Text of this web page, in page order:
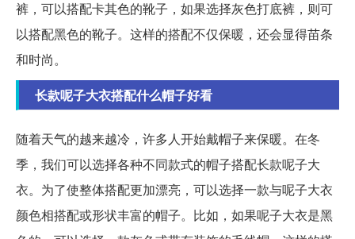
裤，可以搭配卡其色的靴子，如果选择灰色打底裤，则可
以搭配黑色的靴子。这样的搭配不仅保暖，还会显得苗条
和时尚。
长款呢子大衣搭配什么帽子好看
随着天气的越来越冷，许多人开始戴帽子来保暖。在冬
季，我们可以选择各种不同款式的帽子搭配长款呢子大
衣。为了使整体搭配更加漂亮，可以选择一款与呢子大衣
颜色相搭配或形状丰富的帽子。比如，如果呢子大衣是黑